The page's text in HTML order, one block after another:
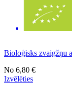
Bioloģisks zvaigžņu
No 6,80 €
Izvēlēties